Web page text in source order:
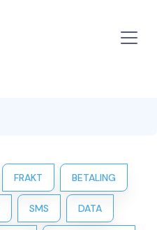
FRAKT BETALING
SMS DATA